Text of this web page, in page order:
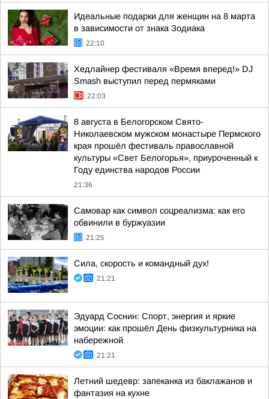
Идеальные подарки для женщин на 8 марта
в зависимости от знака Зодиака
22:10
Хедлайнер фестиваля «Время вперед!» DJ
Smash выступил перед пермяками
22:03
8 августа в Белогорском Свято-
Николаевском мужском монастыре Пермского
края прошёл фестиваль православной
культуры «Свет Белогорья», приуроченный к
Году единства народов России
21:36
Самовар как символ соцреализма: как его
обвинили в буржуазии
21:25
Сила, скорость и командный дух!
21:21
Эдуард Соснин: Спорт, энергия и яркие
эмоции: как прошёл День физкультурника на
набережной
21:21
Летний шедевр: запеканка из баклажанов и
фантазия на кухне